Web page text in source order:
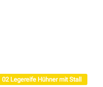
02 Legereife Hühner mit Stall